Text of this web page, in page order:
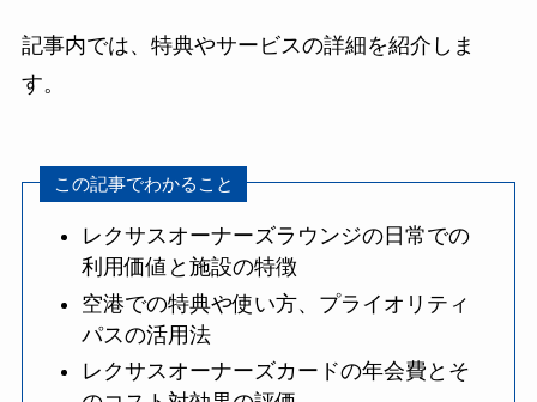
記事内では、特典やサービスの詳細を紹介しま
す。
この記事でわかること
レクサスオーナーズラウンジの日常での
利用価値と施設の特徴
空港での特典や使い方、プライオリティ
パスの活用法
レクサスオーナーズカードの年会費とそ